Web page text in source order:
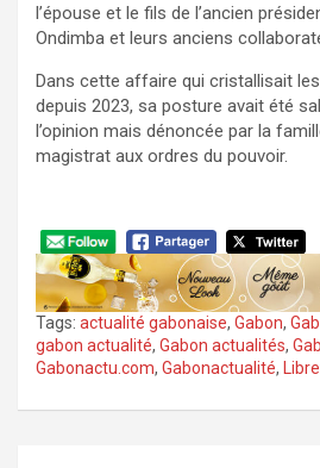
l’épouse et le fils de l’ancien
Ondimba et leurs anciens
Dans cette affaire qui cristallisait
depuis 2023, sa posture avait été
l’opinion mais dénoncée par la
magistrat aux ordres du pouvoir.
Tags: actualité gabonaise, Gabon,
gabon actualité, Gabon actualités,
Gabonactu.com, Gabonactualité,